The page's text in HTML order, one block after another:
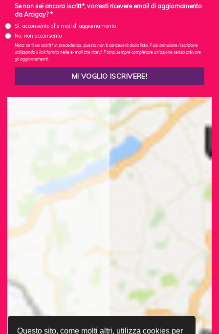
Questo sito, come molti altri, utilizza cookies per
Se non sei ancora iscritt*, vorresti ricevere email di aggiornamento
da Arcigay? *
Sì, acconsento alle mail di aggiornamento
No, non acconsento
Nota: se ti sei iscritt* in precedenza, questo non ti cancellerà dalla lista. Puoi annullare l'iscrizione
utilizzando il link fornito nelle e-mail che ricevi. Potrai sempre completare un'azione senza attivare
gli aggiornamenti.